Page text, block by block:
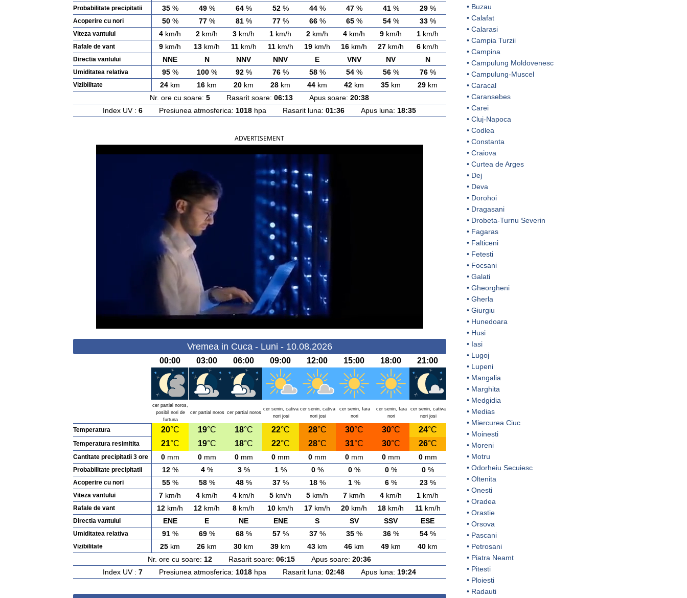
Probabilitate precipitatii 35% 49% 64% 52% 44% 47% 41% 29%
Acoperire cu nori 50% 77% 81% 77% 66% 65% 54% 33%
Viteza vantului 4 km/h 2 km/h 3 km/h 1 km/h 2 km/h 4 km/h 9 km/h 1 km/h
Rafale de vant 9 km/h 13 km/h 11km/h 11km/h 19 km/h 16 km/h 27 km/h 6 km/h
Directia vantului NNE N NNV NNV E VNV NV N
Umiditatea relativa 95% 100% 92% 76% 58% 54% 56% 76%
Vizibilitate 24 km 16 km 20 km 28 km 44 km 42 km 35 km 29 km
Nr. ore cu soare: 5 Rasarit soare: 06:13 Apus soare: 20:38
Index UV : 6 Presiunea atmosferica: 1018 hpa Rasarit luna: 01:36 Apus luna: 18:35
ADVERTISEMENT
Vremea in Cuca - Luni - 10.08.2026
00:00 03:00 06:00 09:00 12:00 15:00 18:00 21:00
cer partial noros,
posibil nori de
furtuna
cer partial noros cer partial noros
cer senin, cativa
nori josi
cer senin, cativa
nori josi
cer senin, fara
nori
cer senin, fara
nori
cer senin, cativa
nori josi
Temperatura 20°C 19°C 18°C 22°C 28°C 30°C 30°C 24°C
Temperatura resimitita 21°C 19°C 18°C 22°C 28°C 31°C 30°C 26°C
Cantitate precipitatii 3 ore 0mm 0mm 0mm 0mm 0mm 0mm 0mm 0mm
Probabilitate precipitatii 12% 4% 3% 1% 0% 0% 0% 0%
Acoperire cu nori 55% 58% 48% 37% 18% 1% 6% 23%
Viteza vantului 7 km/h 4 km/h 4 km/h 5 km/h 5 km/h 7 km/h 4 km/h 1 km/h
Rafale de vant 12 km/h 12 km/h 8 km/h 10 km/h 17 km/h 20 km/h 18 km/h 11km/h
Directia vantului ENE E NE ENE S SV SSV ESE
Umiditatea relativa 91% 69% 68% 57% 37% 35% 36% 54%
Vizibilitate 25 km 26 km 30 km 39 km 43 km 46 km 49 km 40 km
Nr. ore cu soare: 12 Rasarit soare: 06:15 Apus soare: 20:36
Index UV : 7 Presiunea atmosferica: 1018 hpa Rasarit luna: 02:48 Apus luna: 19:24
• Buzau
• Calafat
• Calarasi
• Campia Turzii
• Campina
• Campulung Moldovenesc
• Campulung-Muscel
• Caracal
• Caransebes
• Carei
• Cluj-Napoca
• Codlea
• Constanta
• Craiova
• Curtea de Arges
• Dej
• Deva
• Dorohoi
• Dragasani
• Drobeta-Turnu Severin
• Fagaras
• Falticeni
• Fetesti
• Focsani
• Galati
• Gheorgheni
• Gherla
• Giurgiu
• Hunedoara
• Husi
• Iasi
• Lugoj
• Lupeni
• Mangalia
• Marghita
• Medgidia
• Medias
• Miercurea Ciuc
• Moinesti
• Moreni
• Motru
• Odorheiu Secuiesc
• Oltenita
• Onesti
• Oradea
• Orastie
• Orsova
• Pascani
• Petrosani
• Piatra Neamt
• Pitesti
• Ploiesti
• Radauti